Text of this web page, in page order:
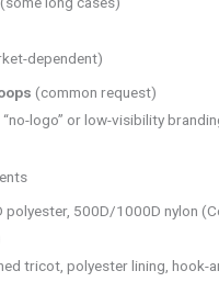
dependent)
(common request)
“no-logo” or low-visibility
polyester, 500D/1000D nylon
tricot, polyester lining, hook-